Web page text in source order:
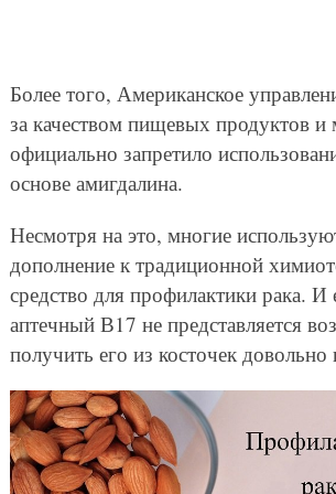
Более того, Американское
за качеством пищевых продуктов и
официально запретило
основе амигдалина.
Несмотря на это, многие
дополнение к традиционной
средство для профилактики рака. И
аптечный В17 не представляется
получить его из косточек довольно